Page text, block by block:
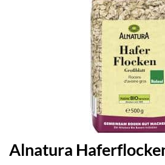
Alnatura